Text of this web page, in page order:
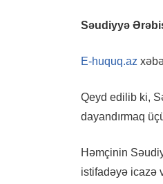
Səudiyyə
E-huquq.az
Qeyd edilib ki,
dayandırmaq
Həmçinin
istifadəyə icazə